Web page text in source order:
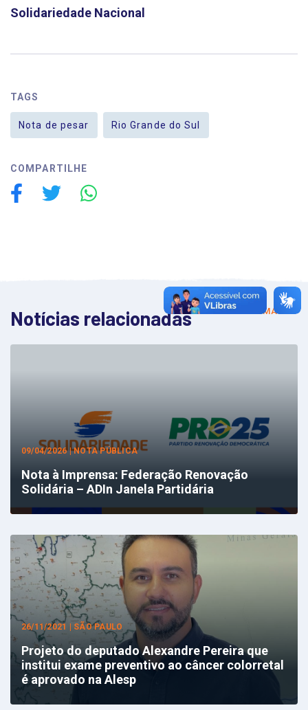
Solidariedade Nacional
TAGS
Nota de pesar Rio Grande do Sul
COMPARTILHE
Notícias relacionadas VER MAIS
09/04/2026 | NOTA PÚBLICA
Nota à Imprensa: Federação Renovação
Solidária – ADIn Janela Partidária
26/11/2021 | SÃO PAULO
Projeto do deputado Alexandre Pereira que
institui exame preventivo ao câncer colorretal
é aprovado na Alesp